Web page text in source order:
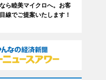
ら睦美マイクロへ。お客
線でご提案いたします！